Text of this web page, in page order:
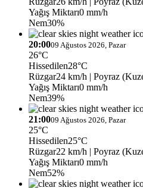
Yağış Miktarı0 mm/h
Nem30%
20:0009 Ağustos 2026, Pazar
26°C
Hissedilen28°C
Rüzgar24 km/h | Poyraz
Yağış Miktarı0 mm/h
Nem39%
21:0009 Ağustos 2026, Pazar
25°C
Hissedilen25°C
Rüzgar22 km/h | Poyraz
Yağış Miktarı0 mm/h
Nem52%